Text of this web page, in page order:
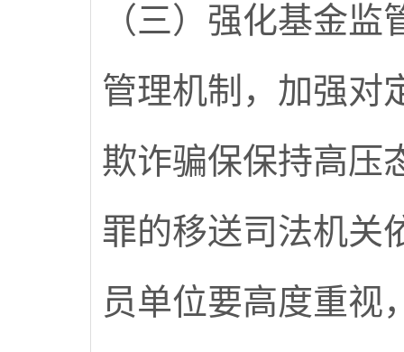
（三）强化基金
管理机制，加强对
欺诈骗保保持高压
罪的移送司法机关
员单位要高度重视